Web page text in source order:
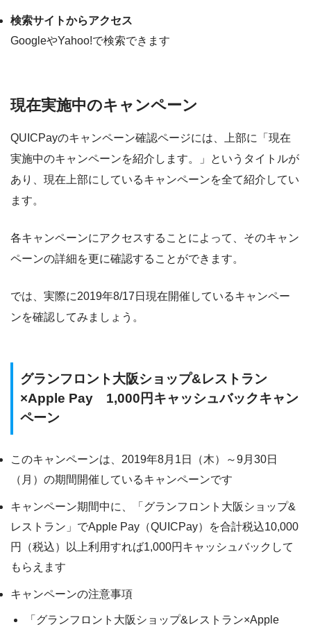
検索サイトからアクセス
GoogleやYahoo!で検索できます
現在実施中のキャンペーン
QUICPayのキャンペーン確認ページには、上部に 「現在
実施中のキャンペーンを紹介します。」
というタイトルが
あり、現在上部にしているキャンペーンを全て紹介してい
ます。
各キャンペーンにアクセスすることによって、そのキャン
ペーンの詳細を更に確認することができます。
では、実際に2019年8/17日現在開催しているキャンペー
ンを確認してみましょう。
グランフロント大阪ショップ&レストラン
×Apple Pay 1,000円キャッシュバックキャン
ペーン
このキャンペーンは、2019年8月1日（木）～9月30日
（月）の期間開催しているキャンペーンです
キャンペーン期間中に、「グランフロント大阪ショップ&
レストラン」でApple Pay（QUICPay）を合計税込10,000
円（税込）以上利用すれば1,000円キャッシュバックして
もらえます
キャンペーンの注意事項
「グランフロント大阪ショップ&レストラン×Apple